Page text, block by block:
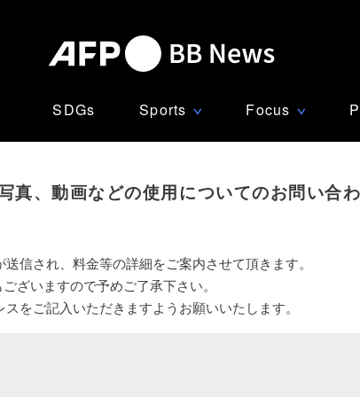
SDGs Sports ∨ Focus ∨
真、動画などの使用についてのお問い合
信され、料金等の詳細をご案内させて頂きます。
ざいますので予めご了承下さい。
をご記入いただきますようお願いいたします。